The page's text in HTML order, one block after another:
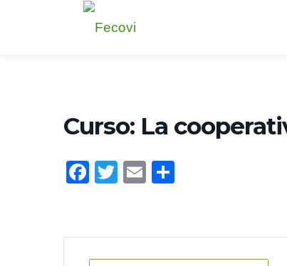
Curso: La
Facebook
Twitter
Email